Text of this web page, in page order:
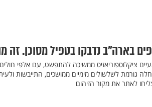
בארה"ב נדבקו בטפיל מסוכן. זה
ציקלוספוריאזיס ממשיכה להתפשט, עם אלפי
גורמת לשלשולים מימיים ממושכים, התייבשות
לאתר את מקור הזיהום